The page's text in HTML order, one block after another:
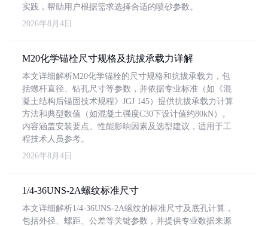
实践，帮助用户根据需求选择合适的喷砂参数。
2026年8月4日
M20化学锚栓尺寸规格及抗拔承载力详解
本文详细解析M20化学锚栓的尺寸规格和抗拔承载力，包
括螺杆直径、钻孔尺寸等参数，并依据专业标准（如《混
凝土结构后锚固技术规程》JGJ 145）提供抗拔承载力计算
方法和典型数值（如混凝土强度C30下设计值约80kN）。
内容涵盖安装要点、性能影响因素及选型建议，适用于工
程技术人员参考。
2026年8月4日
1/4-36UNS-2A螺纹标准尺寸
本文详细解析1/4-36UNS-2A螺纹的标准尺寸及底孔计算，
包括外径、螺距、公差等关键参数，并提供专业数据来源